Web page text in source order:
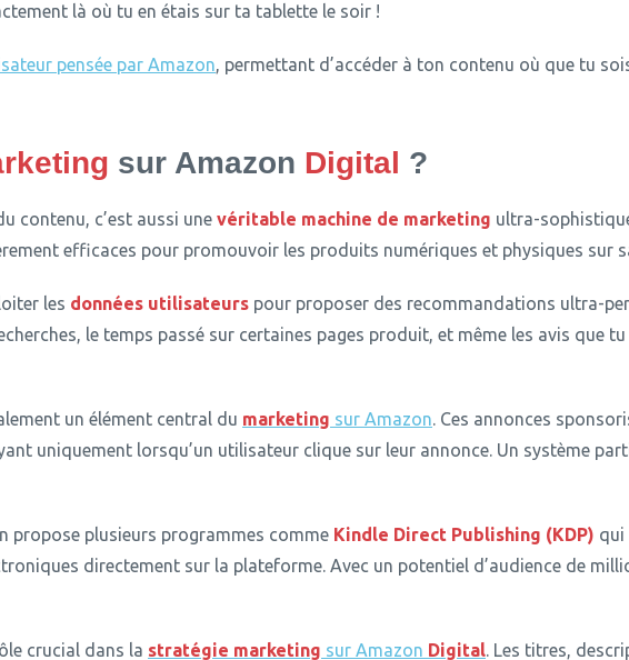
là où tu en étais sur ta tablette le soir !
pensée par Amazon, permettant d’accéder à ton contenu où que tu
sur Amazon Digital ?
contenu, c’est aussi une véritable machine de marketing ultra-
efficaces pour promouvoir les produits numériques et physiques sur
les données utilisateurs pour proposer des recommandations ultra-
le temps passé sur certaines pages produit, et même les avis que
un élément central du marketing sur Amazon. Ces annonces
uniquement lorsqu’un utilisateur clique sur leur annonce. Un système
propose plusieurs programmes comme Kindle Direct Publishing (KDP) qui
directement sur la plateforme. Avec un potentiel d’audience de
crucial dans la stratégie marketing sur Amazon Digital. Les titres,